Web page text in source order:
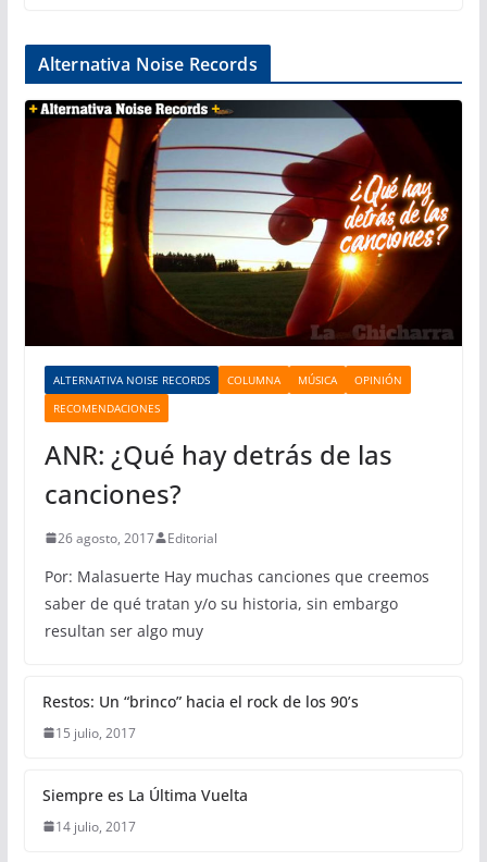
Alternativa Noise Records
ALTERNATIVA NOISE RECORDS COLUMNA MÚSICA
OPINIÓN
RECOMENDACIONES
ANR: ¿Qué hay detrás de las
canciones?
26 agosto, 2017 Editorial
Por: Malasuerte Hay muchas canciones que creemos
saber de qué tratan y/o su historia, sin embargo
resultan ser algo muy
Restos: Un “brinco” hacia el rock de los 90’s
15 julio, 2017
Siempre es La Última Vuelta
14 julio, 2017